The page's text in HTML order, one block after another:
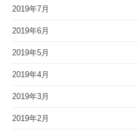
2019年7月
2019年6月
2019年5月
2019年4月
2019年3月
2019年2月